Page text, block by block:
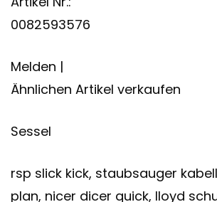
0082593576
Melden |
Ähnlichen Artikel verkaufen
Sessel
rsp slick kick, staubsauger
plan, nicer dicer quick, lloyd